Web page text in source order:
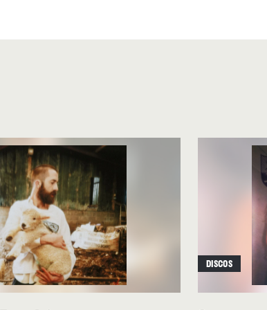
el narrador busca
su fe religiosa
propia:
“So
and surfers /crave
escuchó a The
to ‘The Fool On The
DISCOS